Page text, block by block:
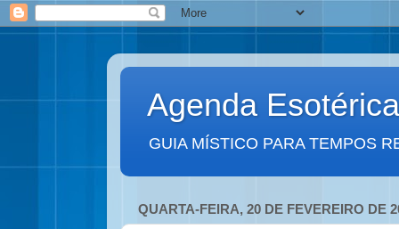
Agenda Esotérica
GUIA MÍSTICO PARA TEMPOS
QUARTA-FEIRA, 20 DE FEVEREIRO DE